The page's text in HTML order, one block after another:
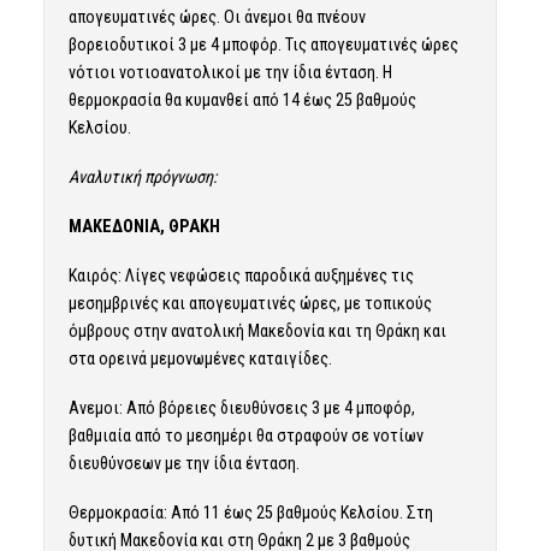
απογευματινές ώρες. Οι άνεμοι θα πνέουν
βορειοδυτικοί 3 με 4 μποφόρ. Τις απογευματινές ώρες
νότιοι νοτιοανατολικοί με την ίδια ένταση. Η
θερμοκρασία θα κυμανθεί από 14 έως 25 βαθμούς
Κελσίου.
Αναλυτική πρόγνωση:
ΜΑΚΕΔΟΝΙΑ, ΘΡΑΚΗ
Καιρός: Λίγες νεφώσεις παροδικά αυξημένες τις
μεσημβρινές και απογευματινές ώρες, με τοπικούς
όμβρους στην ανατολική Μακεδονία και τη Θράκη και
στα ορεινά μεμονωμένες καταιγίδες.
Ανεμοι: Από βόρειες διευθύνσεις 3 με 4 μποφόρ,
βαθμιαία από το μεσημέρι θα στραφούν σε νοτίων
διευθύνσεων με την ίδια ένταση.
Θερμοκρασία: Από 11 έως 25 βαθμούς Κελσίου. Στη
δυτική Μακεδονία και στη Θράκη 2 με 3 βαθμούς